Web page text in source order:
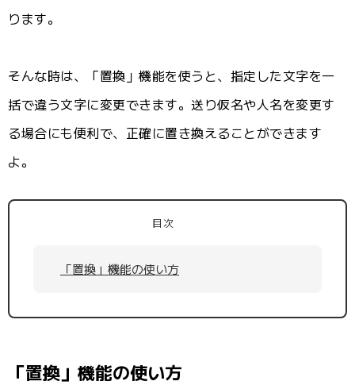
ります。
そんな時は、「置換」機能を使うと、指定した文字を一
括で違う文字に変更できます。送り仮名や人名を変更す
る場合にも便利で、正確に置き換えることができます
よ。
目次
「置換」機能の使い方
「置換」機能の使い方